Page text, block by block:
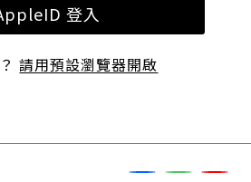
登入
請用預設瀏覽器開啟